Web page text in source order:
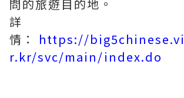
問的旅遊目的地。
詳
情： https://
r.kr/svc/main/index.do